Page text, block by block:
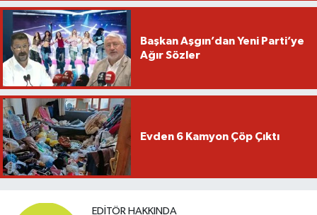
Başkan Aşgın’dan Yeni Parti’ye
Ağır Sözler
Evden 6 Kamyon Çöp Çıktı
EDITÖR HAKKINDA